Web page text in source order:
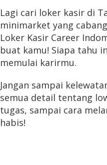
Lagi cari loker kasir di
minimarket yang
Loker Kasir Career
buat kamu! Siapa tahu
memulai karirmu.
Jangan sampai
semua detail tentang
tugas, sampai cara
habis!